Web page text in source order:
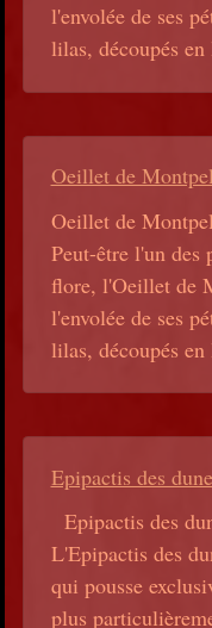
l'envolée de ses
lilas, découpés
Oeillet de
Oeillet de
Peut-être l'un des
flore, l'Oeillet de
l'envolée de ses
lilas, découpés
Epipactis des
Epipactis des
L'Epipactis des
qui pousse
plus